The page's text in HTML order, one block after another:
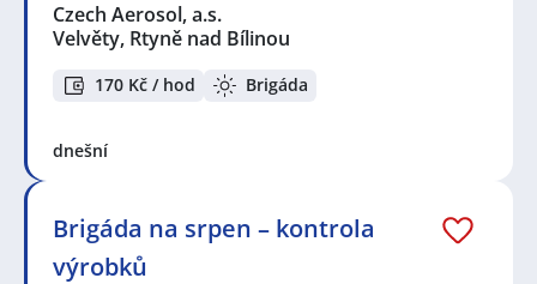
Czech Aerosol, a.s.
Velvěty, Rtyně nad Bílinou
170 Kč / hod Brigáda
dnešní
Brigáda na srpen – kontrola
výrobků